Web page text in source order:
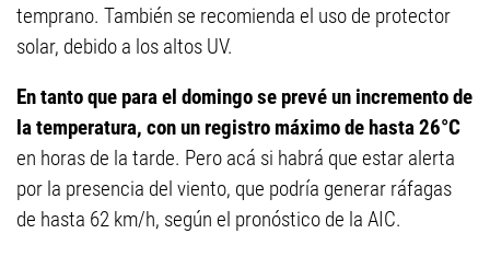
temprano. También se recomienda el uso de protector
solar, debido a los altos UV.
En tanto que para el domingo se prevé un incremento de
la temperatura, con un registro máximo de hasta 26°C
en horas de la tarde. Pero acá si habrá que estar alerta
por la presencia del viento, que podría generar ráfagas
de hasta 62 km/h, según el pronóstico de la AIC.